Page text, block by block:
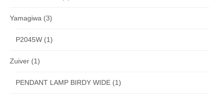
Yamagiwa (3)
P2045W (1)
Zuiver (1)
PENDANT LAMP BIRDY WIDE (1)